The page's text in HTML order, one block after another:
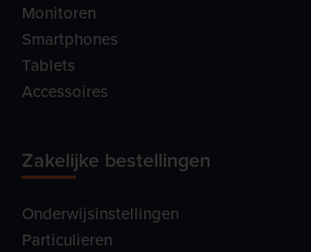
Monitoren
Smartphones
Tablets
Accessoires
Zakelijke bestellingen
Onderwijsinstellingen
Particulieren